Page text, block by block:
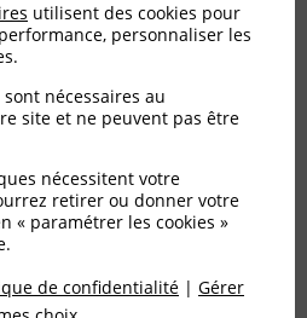
:
le
utilisent des cookies pour
personnaliser les
nécessaires au
site et ne peuvent pas être
nécessitent votre
retirer ou donner votre
« paramétrer les cookies »
de confidentialité | Gérer